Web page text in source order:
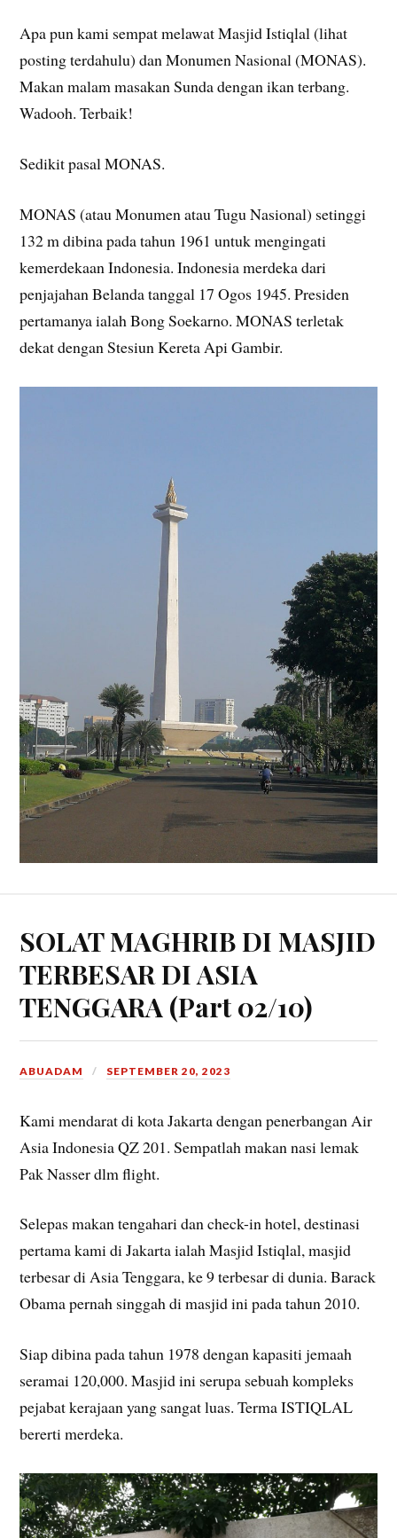
Apa pun kami sempat melawat Masjid Istiqlal (lihat
posting terdahulu) dan Monumen Nasional (MONAS).
Makan malam masakan Sunda dengan ikan terbang.
Wadooh. Terbaik!
Sedikit pasal MONAS.
MONAS (atau Monumen atau Tugu Nasional) setinggi
132 m dibina pada tahun 1961 untuk mengingati
kemerdekaan Indonesia. Indonesia merdeka dari
penjajahan Belanda tanggal 17 Ogos 1945. Presiden
pertamanya ialah Bong Soekarno. MONAS terletak
dekat dengan Stesiun Kereta Api Gambir.
SOLAT MAGHRIB DI MASJID
TERBESAR DI ASIA
TENGGARA (Part 02/10)
ABUADAM SEPTEMBER 20, 2023
Kami mendarat di kota Jakarta dengan penerbangan Air
Asia Indonesia QZ 201. Sempatlah makan nasi lemak
Pak Nasser dlm flight.
Selepas makan tengahari dan check-in hotel, destinasi
pertama kami di Jakarta ialah Masjid Istiqlal, masjid
terbesar di Asia Tenggara, ke 9 terbesar di dunia. Barack
Obama pernah singgah di masjid ini pada tahun 2010.
Siap dibina pada tahun 1978 dengan kapasiti jemaah
seramai 120,000. Masjid ini serupa sebuah kompleks
pejabat kerajaan yang sangat luas. Terma ISTIQLAL
bererti merdeka.